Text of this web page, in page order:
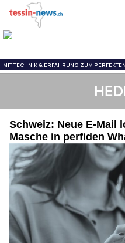
Schweiz: Neue E-Mail
Masche in perfiden